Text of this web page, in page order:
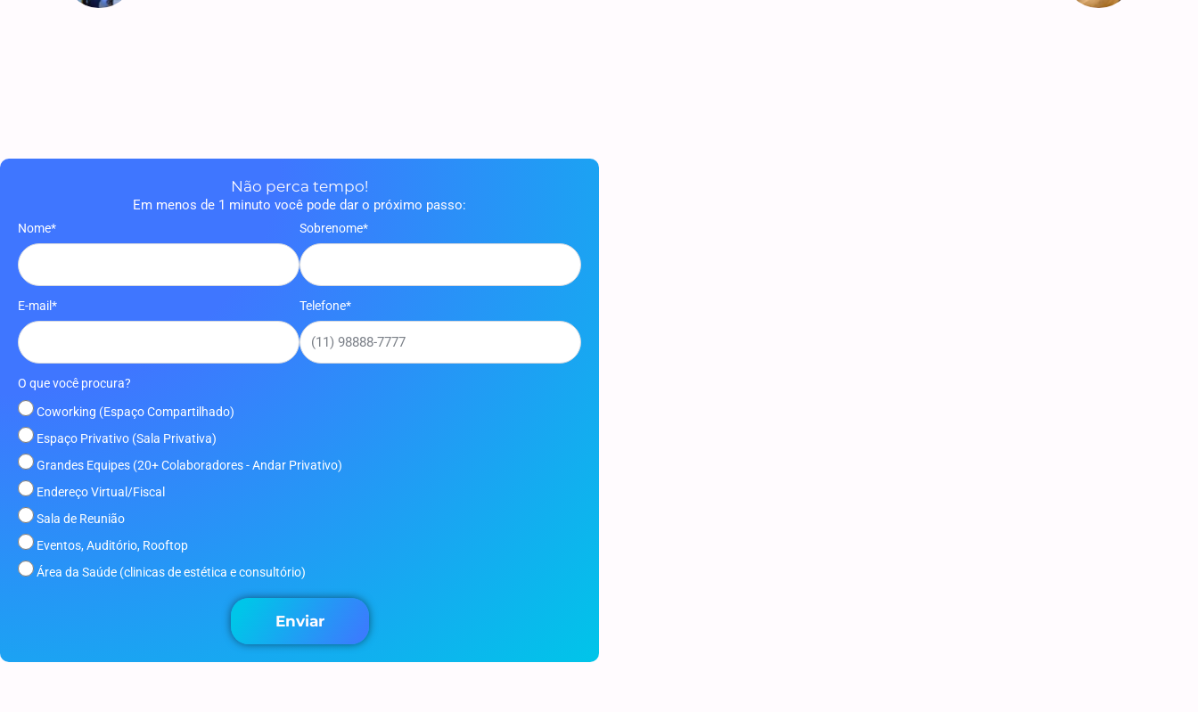
Não perca tempo!
Em menos de 1 minuto você pode dar o próximo passo:
Nome* Sobrenome*
E-mail* Telefone*
O que você procura?
Coworking (Espaço Compartilhado)
Espaço Privativo (Sala Privativa)
Grandes Equipes (20+ Colaboradores - Andar Privativo)
Endereço Virtual/Fiscal
Sala de Reunião
Eventos, Auditório, Rooftop
Área da Saúde (clinicas de estética e consultório)
Enviar